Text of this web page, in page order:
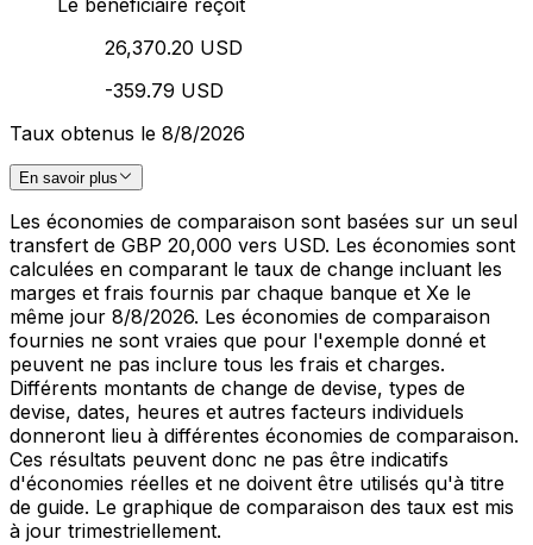
Le bénéficiaire reçoit
26,370.20 USD
-359.79 USD
Taux obtenus le 8/8/2026
En savoir plus
Les économies de comparaison sont basées sur un seul
transfert de GBP 20,000 vers USD. Les économies sont
calculées en comparant le taux de change incluant les
marges et frais fournis par chaque banque et Xe le
même jour 8/8/2026. Les économies de comparaison
fournies ne sont vraies que pour l'exemple donné et
peuvent ne pas inclure tous les frais et charges.
Différents montants de change de devise, types de
devise, dates, heures et autres facteurs individuels
donneront lieu à différentes économies de comparaison.
Ces résultats peuvent donc ne pas être indicatifs
d'économies réelles et ne doivent être utilisés qu'à titre
de guide. Le graphique de comparaison des taux est mis
à jour trimestriellement.